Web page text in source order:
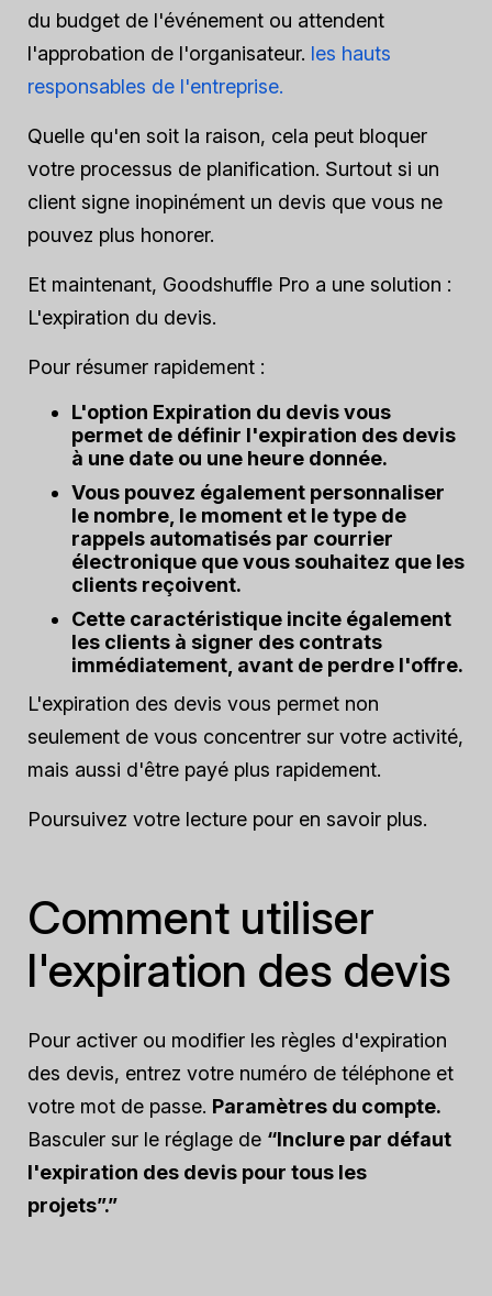
du budget de l'événement ou attendent
l'approbation de l'organisateur. les hauts
responsables de l'entreprise.
Quelle qu'en soit la raison, cela peut bloquer
votre processus de planification. Surtout si un
client signe inopinément un devis que vous ne
pouvez plus honorer.
Et maintenant, Goodshuffle Pro a une solution :
L'expiration du devis.
Pour résumer rapidement :
L'option Expiration du devis vous
permet de définir l'expiration des devis
à une date ou une heure donnée.
Vous pouvez également personnaliser
le nombre, le moment et le type de
rappels automatisés par courrier
électronique que vous souhaitez que les
clients reçoivent.
Cette caractéristique incite également
les clients à signer des contrats
immédiatement, avant de perdre l'offre.
L'expiration des devis vous permet non
seulement de vous concentrer sur votre activité,
mais aussi d'être payé plus rapidement.
Poursuivez votre lecture pour en savoir plus.
Comment utiliser
l'expiration des devis
Pour activer ou modifier les règles d'expiration
des devis, entrez votre numéro de téléphone et
votre mot de passe. Paramètres du compte.
Basculer sur le réglage de “Inclure par défaut
l'expiration des devis pour tous les
projets”.”